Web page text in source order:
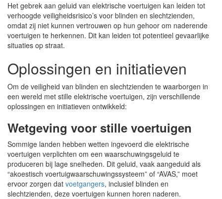
Het gebrek aan geluid van elektrische voertuigen kan leiden tot
verhoogde veiligheidsrisico’s voor blinden en slechtzienden,
omdat zij niet kunnen vertrouwen op hun gehoor om naderende
voertuigen te herkennen. Dit kan leiden tot potentieel gevaarlijke
situaties op straat.
Oplossingen en initiatieven
Om de veiligheid van blinden en slechtzienden te waarborgen in
een wereld met stille elektrische voertuigen, zijn verschillende
oplossingen en initiatieven ontwikkeld:
Wetgeving voor stille voertuigen
Sommige landen hebben wetten ingevoerd die elektrische
voertuigen verplichten om een waarschuwingsgeluid te
produceren bij lage snelheden. Dit geluid, vaak aangeduid als
“akoestisch voertuigwaarschuwingssysteem” of “AVAS,” moet
ervoor zorgen dat voetgangers, inclusief blinden en
slechtzienden, deze voertuigen kunnen horen naderen.